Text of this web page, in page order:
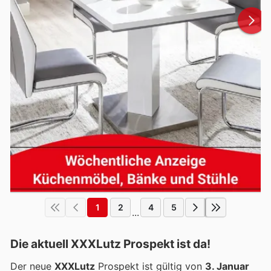
1 2 ... 4 5
Die aktuell XXXLutz Prospekt ist da!
Der neue XXXLutz Prospekt ist gültig von 3. Januar